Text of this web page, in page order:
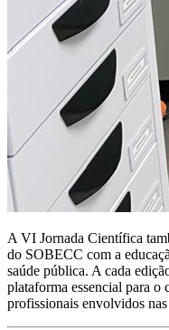
A VI Jornada Científica
do SOBECC com a
saúde pública. A cada
plataforma essencial para o
profissionais envolvidos